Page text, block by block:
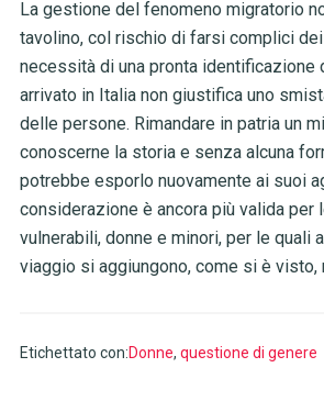
La gestione del fenomeno migratorio
tavolino, col rischio di farsi complici
necessità di una pronta identificazione
arrivato in Italia non giustifica uno
delle persone. Rimandare in patria un
conoscerne la storia e senza alcuna
potrebbe esporlo nuovamente ai suoi
considerazione è ancora più valida per
vulnerabili, donne e minori, per le quali
viaggio si aggiungono, come si è visto,
Etichettato con:Donne, questione di genere